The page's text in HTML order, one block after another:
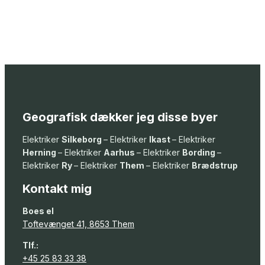
Geografisk dækker jeg disse byer
Elektriker Silkeborg – Elektriker Ikast– Elektriker
Herning – Elektriker Aarhus – Elektriker Bording –
Elektriker Ry– Elektriker Them – Elektriker Brædstrup
Kontakt mig
Boes el
Toftevænget 41, 8653 Them
Tlf.:
+45 25 83 33 38